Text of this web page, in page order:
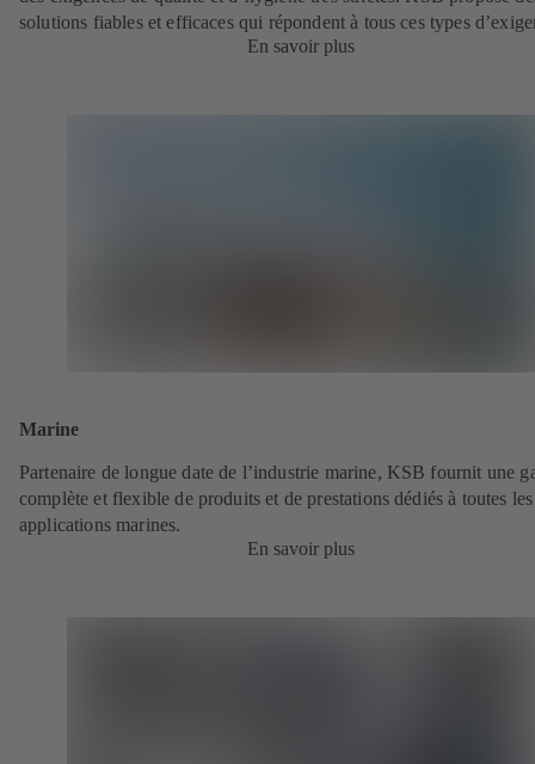
solutions fiables et efficaces qui répondent à tous ces types
En savoir plus
Marine
Partenaire de longue date de l’industrie marine, KSB fournit une
complète et flexible de produits et de prestations dédiés à toutes les
applications marines.
En savoir plus